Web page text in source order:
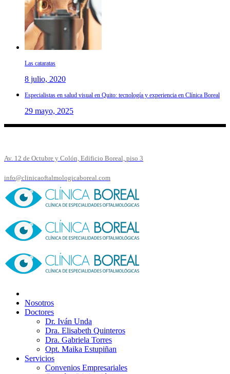
Las cataratas
8 julio, 2020
Especialistas en salud visual en Quito: tecnología y experiencia en Clínica Boreal
29 mayo, 2025
Av. 12 de Octubre y Colón, Edificio Boreal, piso 3
info@clinicaoftalmologicaboreal.com
Nosotros
Doctores
Dr. Iván Unda
Dra. Elisabeth Quinteros
Dra. Gabriela Torres
Opt. Maika Estupiñan
Servicios
Convenios Empresariales